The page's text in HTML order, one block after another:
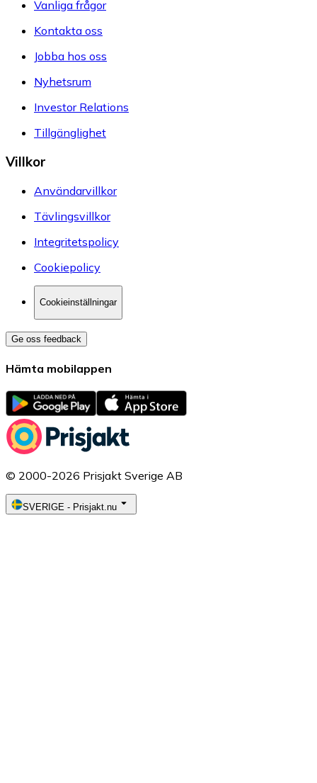
Vanliga frågor
Kontakta oss
Jobba hos oss
Nyhetsrum
Investor Relations
Tillgänglighet
Villkor
Användarvillkor
Tävlingsvillkor
Integritetspolicy
Cookiepolicy
Cookieinställningar
Ge oss feedback
Hämta mobilappen
© 2000-2026 Prisjakt Sverige AB
SVERIGE - Prisjakt.nu